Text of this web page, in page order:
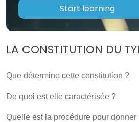
Start learning
LA CONSTITUTION DU
Que détermine cette constitution ?
De quoi est elle caractérisée ?
Quelle est la procédure pour